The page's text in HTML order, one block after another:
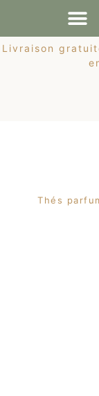
Livraison
Thés